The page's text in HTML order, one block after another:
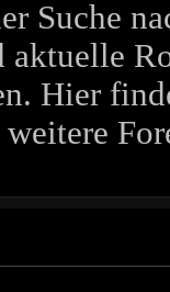
Suche
aktuelle
Hier